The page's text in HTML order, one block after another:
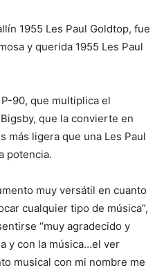
1955 Les Paul Goldtop, fue
y querida 1955 Les Paul
90, que multiplica el
que la convierte en
más ligera que una Les Paul
potencia.
muy versátil en cuanto
cualquier tipo de música”,
“muy agradecido y
y con la música…el ver
musical con mi nombre me